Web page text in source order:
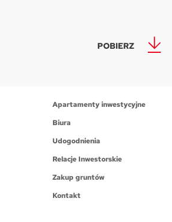
POBIERZ
Apartamenty inwestycyjne
Biura
Udogodnienia
Relacje Inwestorskie
Zakup gruntów
Kontakt